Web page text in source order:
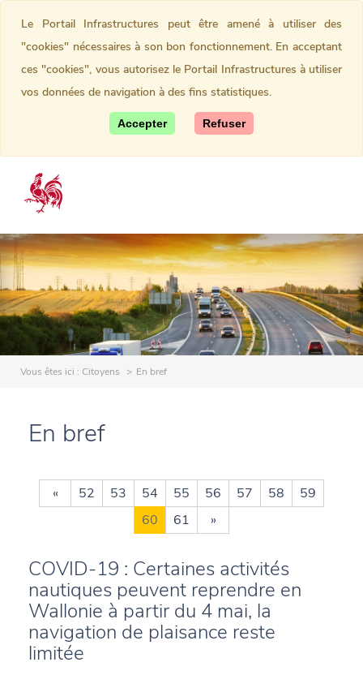
Vous êtes ici : Citoyens En bref
En bref
« 52 53 54 55 56 57 58
59
60
61 »
COVID-19 : Certaines activités
nautiques peuvent reprendre en
Wallonie à partir du 4 mai, la
navigation de plaisance reste
limitée
Le Portail Infrastructures peut être amené à utiliser des
"cookies" nécessaires à son bon fonctionnement. En acceptant
ces "cookies", vous autorisez le Portail Infrastructures à utiliser
vos données de navigation à des fins statistiques.
Accepter Refuser